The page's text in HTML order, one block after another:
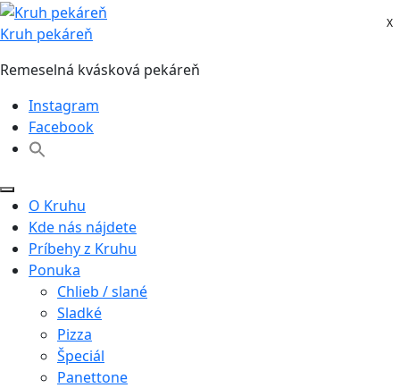
Skip
to
Kruh pekáreň
Remeselná kvásková pekáreň
Instagram
Facebook
O Kruhu
Kde nás nájdete
Príbehy z Kruhu
Ponuka
Chlieb / slané
Sladké
Pizza
Špeciál
Panettone
X
X